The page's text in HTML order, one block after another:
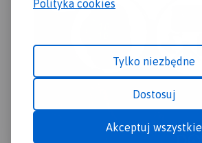
Polityka cookies
Tylko niezbędne
Dostosuj
Akceptuj wszystkie